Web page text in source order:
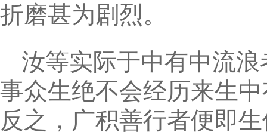
折磨甚为剧烈。
汝等实际于中有中流
事众生绝不会经历来生
反之，广积善行者便即